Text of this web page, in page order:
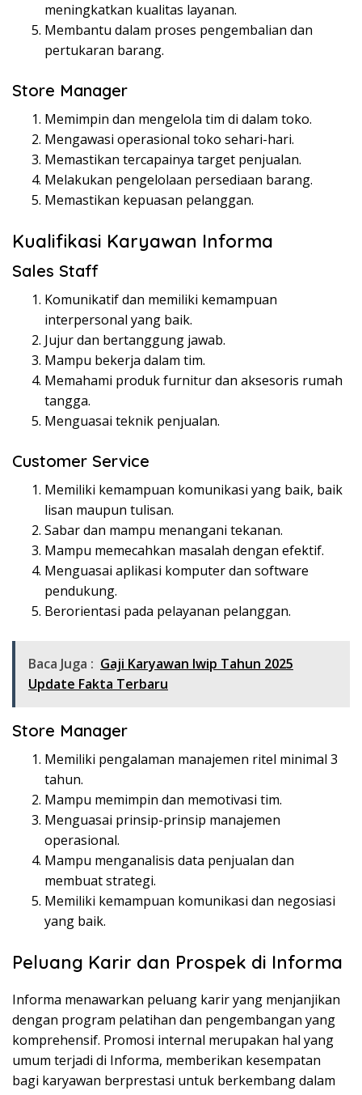
meningkatkan kualitas layanan.
Membantu dalam proses pengembalian dan
pertukaran barang.
Store Manager
Memimpin dan mengelola tim di dalam toko.
Mengawasi operasional toko sehari-hari.
Memastikan tercapainya target penjualan.
Melakukan pengelolaan persediaan barang.
Memastikan kepuasan pelanggan.
Kualifikasi Karyawan Informa
Sales Staff
Komunikatif dan memiliki kemampuan
interpersonal yang baik.
Jujur dan bertanggung jawab.
Mampu bekerja dalam tim.
Memahami produk furnitur dan aksesoris rumah
tangga.
Menguasai teknik penjualan.
Customer Service
Memiliki kemampuan komunikasi yang baik, baik
lisan maupun tulisan.
Sabar dan mampu menangani tekanan.
Mampu memecahkan masalah dengan efektif.
Menguasai aplikasi komputer dan software
pendukung.
Berorientasi pada pelayanan pelanggan.
Baca Juga : Gaji Karyawan Iwip Tahun 2025
Update Fakta Terbaru
Store Manager
Memiliki pengalaman manajemen ritel minimal 3
tahun.
Mampu memimpin dan memotivasi tim.
Menguasai prinsip-prinsip manajemen
operasional.
Mampu menganalisis data penjualan dan
membuat strategi.
Memiliki kemampuan komunikasi dan negosiasi
yang baik.
Peluang Karir dan Prospek di Informa
Informa menawarkan peluang karir yang menjanjikan
dengan program pelatihan dan pengembangan yang
komprehensif. Promosi internal merupakan hal yang
umum terjadi di Informa, memberikan kesempatan
bagi karyawan berprestasi untuk berkembang dalam